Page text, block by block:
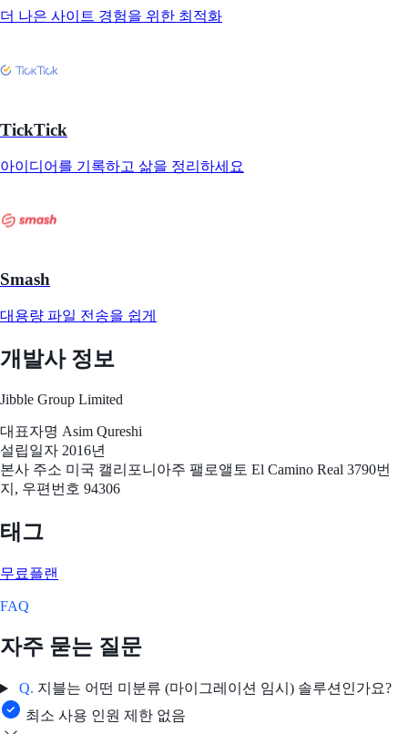
더 나은 사이트 경험을 위한 최적화
TickTick
아이디어를 기록하고 삶을 정리하세요
Smash
대용량 파일 전송을 쉽게
개발사 정보
Jibble Group Limited
대표자명 Asim Qureshi
설립일자 2016년
본사 주소 미국 캘리포니아주 팰로앨토 El Camino Real 3790번
지, 우편번호 94306
태그
무료플랜
FAQ
자주 묻는 질문
Q. 지블는 어떤 미분류 (마이그레이션 임시) 솔루션인가요?
최소 사용 인원 제한 없음